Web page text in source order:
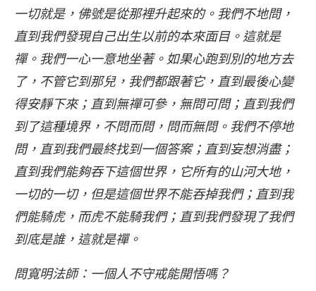
一切就是，佛號是從那裡升起來的。我們不地問，
直到我們發現自己出生以前的本來面目。這就是
禪。我們一心一意地坐著。如果心跑到別的地方去
了，不管它到那兒，我們都跟著它，直到最後心變
得安靜下來；直到無禪可參，無問可問；直到我們
到了這種境界，不問而問，問而無問。我們不停地
問，直到我們最終找到一個答案；直到妄想消盡；
直到我們能夠吞下這個世界，它所有的山河大地，
一切的一切，但是這個世界不能吞掉我們；直到我
們能騎虎，而虎不能騎我們；直到我們發現了我們
到底是誰，這就是禪。
問寬明法師：一個人不守戒能開悟嗎？